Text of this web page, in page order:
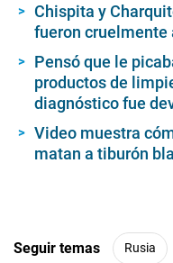
Chispita y
fueron cruelmente
Pensó que le
productos de
diagnóstico fue
Video muestra
matan a tiburón
Seguir temas Rusia